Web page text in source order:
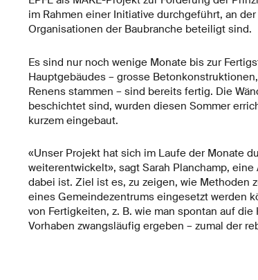
im Rahmen einer Initiative durchgeführt, an
Organisationen der Baubranche beteiligt sind.
Es sind nur noch wenige Monate bis zur
Hauptgebäudes – grosse
Renens stammen – sind bereits fertig. Die
beschichtet sind, wurden diesen Sommer
kurzem eingebaut.
«Unser Projekt hat sich im Laufe der Monate
weiterentwickelt», sagt Sarah Planchamp,
dabei ist. Ziel ist es, zu zeigen, wie Methoden
eines Gemeindezentrums eingesetzt werden
von Fertigkeiten, z. B. wie man spontan auf
Vorhaben zwangsläufig ergeben – zumal der